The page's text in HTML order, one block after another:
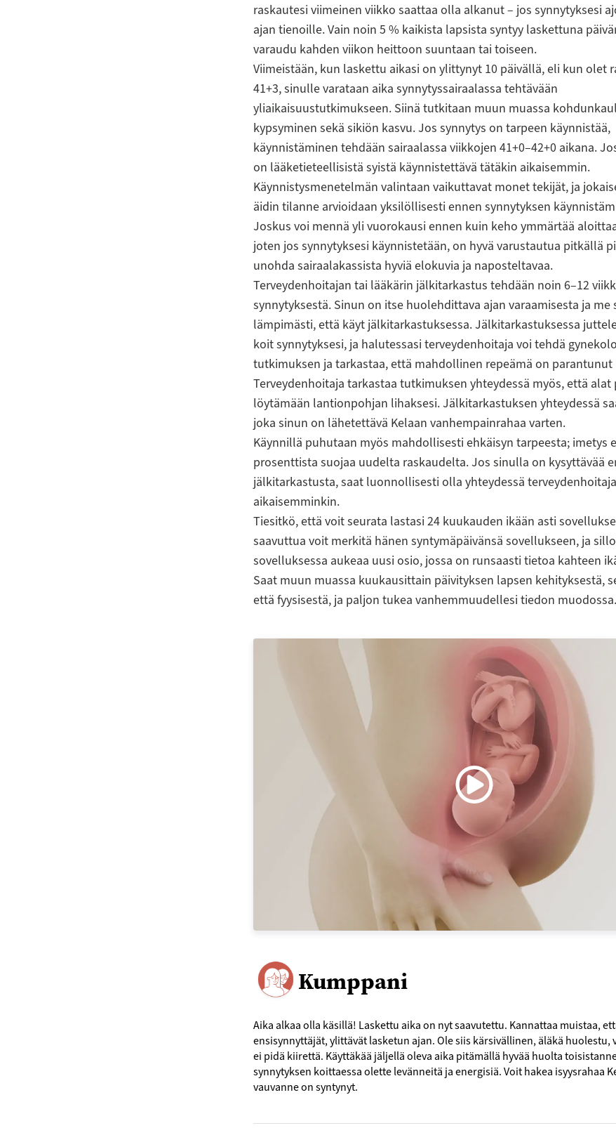
raskautesi viimeinen viikko saattaa olla alkanut – jos synnytyksesi
ajan tienoille. Vain noin 5 % kaikista lapsista syntyy laskettuna
varaudu kahden viikon heittoon suuntaan tai toiseen.
Viimeistään, kun laskettu aikasi on ylittynyt 10 päivällä, eli kun olet
41+3, sinulle varataan aika synnytyssairaalassa tehtävään
yliaikaisuustutkimukseen. Siinä tutkitaan muun muassa
kypsyminen sekä sikiön kasvu. Jos synnytys on tarpeen käynnistää,
käynnistäminen tehdään sairaalassa viikkojen 41+0–42+0 aikana.
on lääketieteellisistä syistä käynnistettävä tätäkin aikaisemmin.
Käynnistysmenetelmän valintaan vaikuttavat monet tekijät, ja
äidin tilanne arvioidaan yksilöllisesti ennen synnytyksen
Joskus voi mennä yli vuorokausi ennen kuin keho ymmärtää
joten jos synnytyksesi käynnistetään, on hyvä varustautua pitkällä
unohda sairaalakassista hyviä elokuvia ja naposteltavaa.
Terveydenhoitajan tai lääkärin jälkitarkastus tehdään noin 6–12
synnytyksestä. Sinun on itse huolehdittava ajan varaamisesta ja
lämpimästi, että käyt jälkitarkastuksessa. Jälkitarkastuksessa
koit synnytyksesi, ja halutessasi terveydenhoitaja voi tehdä
tutkimuksen ja tarkastaa, että mahdollinen repeämä on parantunut
Terveydenhoitaja tarkastaa tutkimuksen yhteydessä myös, että
löytämään lantionpohjan lihaksesi. Jälkitarkastuksen yhteydessä
joka sinun on lähetettävä Kelaan vanhempainrahaa varten.
Käynnillä puhutaan myös mahdollisesti ehkäisyn tarpeesta; imetys
prosenttista suojaa uudelta raskaudelta. Jos sinulla on kysyttävää
jälkitarkastusta, saat luonnollisesti olla yhteydessä
aikaisemminkin.
Tiesitkö, että voit seurata lastasi 24 kuukauden ikään asti
saavuttua voit merkitä hänen syntymäpäivänsä sovellukseen, ja
sovelluksessa aukeaa uusi osio, jossa on runsaasti tietoa kahteen
Saat muun muassa kuukausittain päivityksen lapsen kehityksestä,
että fyysisestä, ja paljon tukea vanhemmuudellesi tiedon muodossa.
Kumppani
Aika alkaa olla käsillä! Laskettu aika on nyt saavutettu. Kannattaa muistaa,
ensisynnyttäjät, ylittävät lasketun ajan. Ole siis kärsivällinen, äläkä huolestu,
ei pidä kiirettä. Käyttäkää jäljellä oleva aika pitämällä hyvää huolta
synnytyksen koittaessa olette levänneitä ja energisiä. Voit hakea isyysrahaa
vauvanne on syntynyt.